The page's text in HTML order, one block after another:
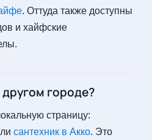
. Оттуда также доступны
и хайфские
городе?
страницу:
сантехник в Акко. Это